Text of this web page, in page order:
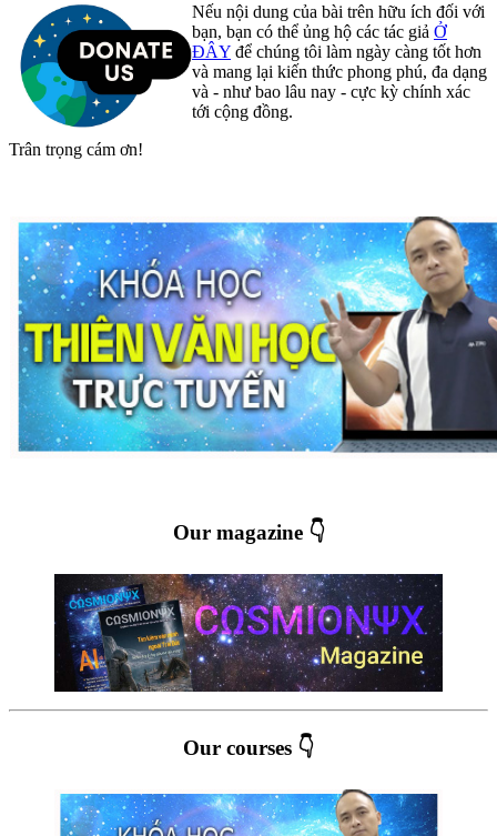
Nếu nội dung của bài trên hữu ích đối với
bạn, bạn có thể ủng hộ các tác giả Ở
ĐÂY để chúng tôi làm ngày càng tốt hơn
và mang lại kiến thức phong phú, đa dạng
và - như bao lâu nay - cực kỳ chính xác
tới cộng đồng.
Trân trọng cám ơn!
Our magazine 👇
Our courses 👇